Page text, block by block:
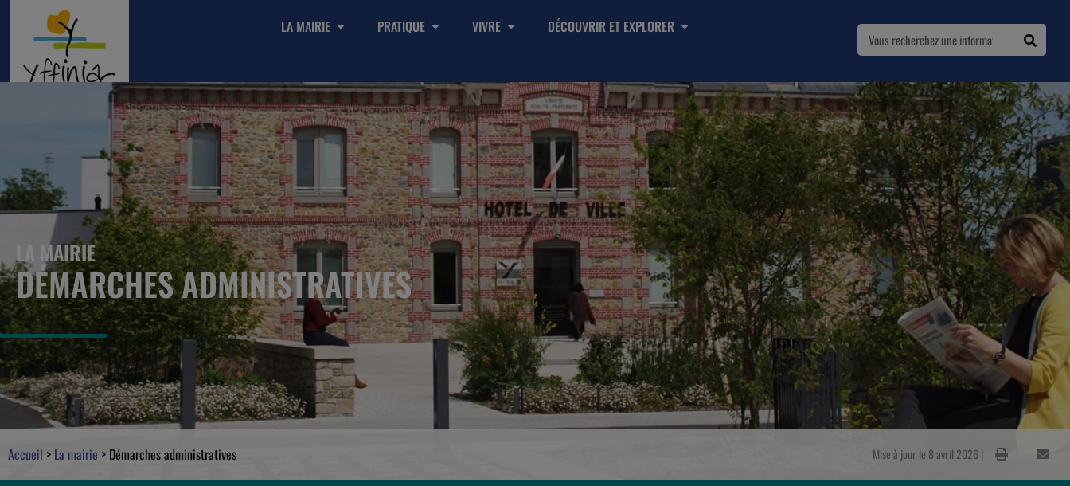
LA MAIRIE PRATIQUE VIVRE DÉCOUVRIR ET EXPLORER
LA MAIRIE
DÉMARCHES ADMINISTRATIVES
Accueil > La mairie > Démarches administratives Mise à jour le 8 avril 2026 |